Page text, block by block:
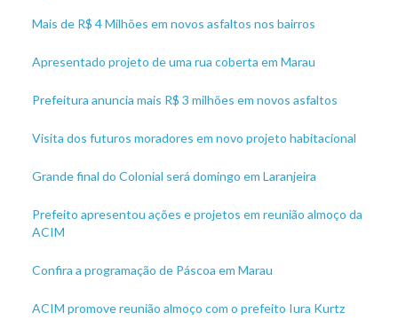
Mais de R$ 4 Milhões em novos asfaltos nos bairros
Apresentado projeto de uma rua coberta em Marau
Prefeitura anuncia mais R$ 3 milhões em novos asfaltos
Visita dos futuros moradores em novo projeto habitacional
Grande final do Colonial será domingo em Laranjeira
Prefeito apresentou ações e projetos em reunião almoço da
ACIM
Confira a programação de Páscoa em Marau
ACIM promove reunião almoço com o prefeito Iura Kurtz